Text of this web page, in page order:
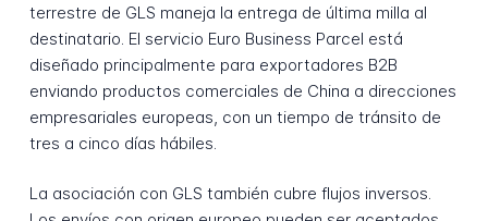
terrestre de GLS maneja la entrega de última milla al
destinatario. El servicio Euro Business Parcel está
diseñado principalmente para exportadores B2B
enviando productos comerciales de China a direcciones
empresariales europeas, con un tiempo de tránsito de
tres a cinco días hábiles.
La asociación con GLS también cubre flujos inversos.